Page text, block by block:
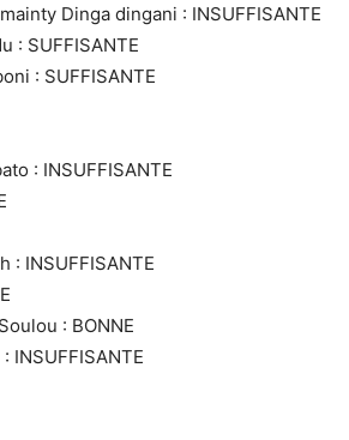
Dinga dingani : INSUFFISANTE
: SUFFISANTE
: SUFFISANTE
: INSUFFISANTE
: INSUFFISANTE
: BONNE
INSUFFISANTE